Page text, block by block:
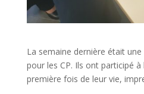
La semaine dernière était
pour les CP. Ils ont participé
première fois de leur vie,